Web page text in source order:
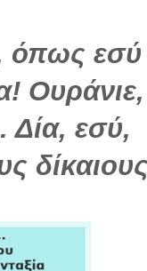
εσύ
Ουράνιε,
Δία, εσύ,